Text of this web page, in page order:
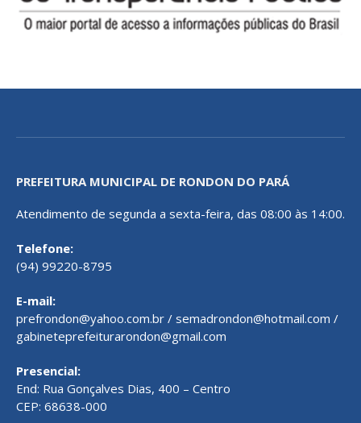
PREFEITURA MUNICIPAL DE RONDON DO PARÁ
Atendimento de segunda a sexta-feira, das 08:00 às 14:00.
Telefone:
(94) 99220-8795
E-mail:
prefrondon@yahoo.com.br / semadrondon@hotmail.com /
gabineteprefeiturarondon@gmail.com
Presencial:
End: Rua Gonçalves Dias, 400 – Centro
CEP: 68638-000